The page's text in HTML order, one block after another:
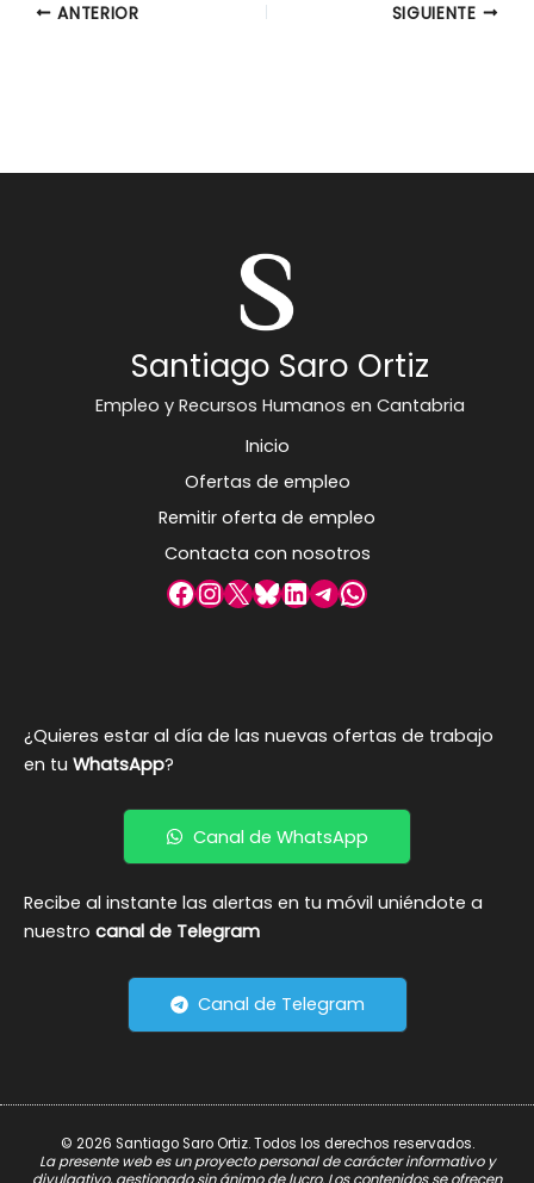
ANTERIOR SIGUIENTE
Santiago Saro Ortiz
Empleo y Recursos Humanos en Cantabria
Inicio
Ofertas de empleo
Remitir oferta de empleo
Contacta con nosotros
Facebook
Instagram
X Bluesky
LinkedIn
Telegram
WhatsApp
¿Quieres estar al día de las nuevas ofertas de trabajo
en tu WhatsApp?
Canal de WhatsApp
Recibe al instante las alertas en tu móvil uniéndote a
nuestro canal de Telegram
Canal de Telegram
© 2026 Santiago Saro Ortiz. Todos los derechos reservados.
La presente web es un proyecto personal de carácter informativo y
divulgativo, gestionado sin ánimo de lucro. Los contenidos se ofrecen